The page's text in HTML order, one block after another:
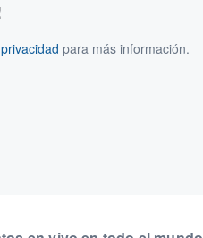
para más información.